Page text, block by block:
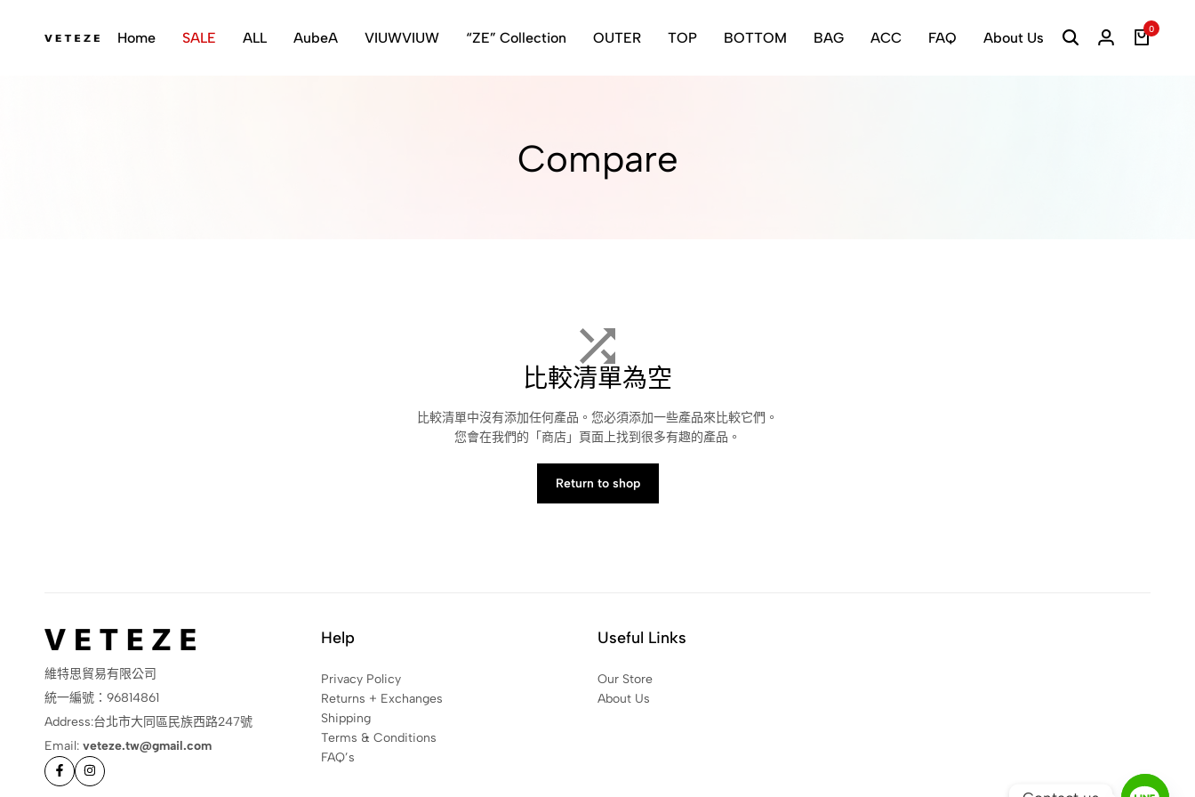
Home SALE ALL AubeA VIUWVIUW “ZE” Collection OUTER TOP BOTTOM BAG ACC FAQ About Us
0
Compare
比較清單為空
比較清單中沒有添加任何產品。您必須添加一些產品來比較它們。
您會在我們的「商店」頁面上找到很多有趣的產品。
Return to shop
維特思貿易有限公司
統一編號：96814861
Address:台北市大同區民族西路247號
Email: veteze.tw@gmail.com
Help
Privacy Policy
Returns + Exchanges
Shipping
Terms & Conditions
FAQ’s
Useful Links
Our Store
About Us